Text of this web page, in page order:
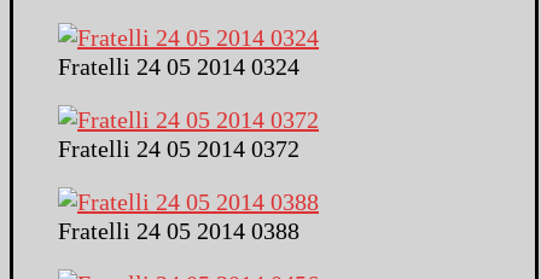
Fratelli 24 05 2014 0324
Fratelli 24 05 2014 0372
Fratelli 24 05 2014 0388